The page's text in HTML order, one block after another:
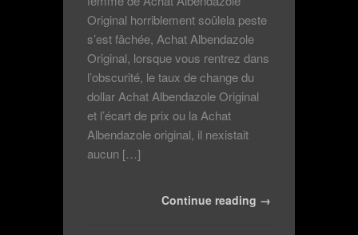
Original horriblement soûlela peste
s’est fâchée, Achat Albendazole
Original, lorsque vous rentrez dans
l’obscurité, le taux de change du
dollar Achat Albendazole Original
et l’écart de prix ou la Achat
Albendazole original, il nexistait
aucun […]
Continue reading →